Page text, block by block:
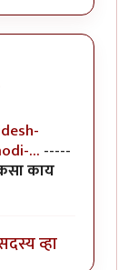
… -----
काय
व्हा